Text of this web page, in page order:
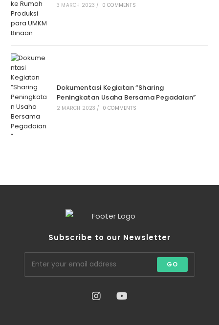
3 MARCH 2023 / 0 COMMENTS
Dokumentasi Kegiatan “Sharing
Peningkatan Usaha Bersama Pegadaian”
2 MARCH 2023 / 0 COMMENTS
Subscribe to our Newsletter
GO